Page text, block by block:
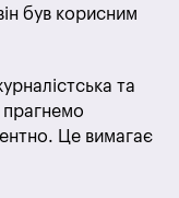
був корисним
та
прагнемо
Це вимагає